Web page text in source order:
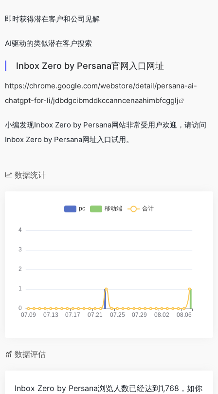
即时获得潜在客户和公司见解
AI驱动的类似潜在客户搜索
Inbox Zero by Persana官网入口网址
https://chrome.google.com/webstore/detail/persana-ai-
chatgpt-for-li/jdbdgcibmddkccanncenaahimbfcgglj
小编发现Inbox Zero by Persana网站非常受用户欢迎，请访问
Inbox Zero by Persana网址入口试用。
数据统计
数据评估
Inbox Zero by Persana浏览人数已经达到1,768，如你